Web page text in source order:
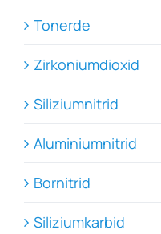
Tonerde
Zirkoniumdioxid
Siliziumnitrid
Aluminiumnitrid
Bornitrid
Siliziumkarbid